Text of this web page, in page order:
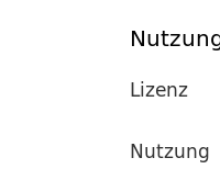
Lizenz
Nutzung